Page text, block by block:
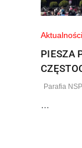
Aktualności
PIESZA
Parafia
…